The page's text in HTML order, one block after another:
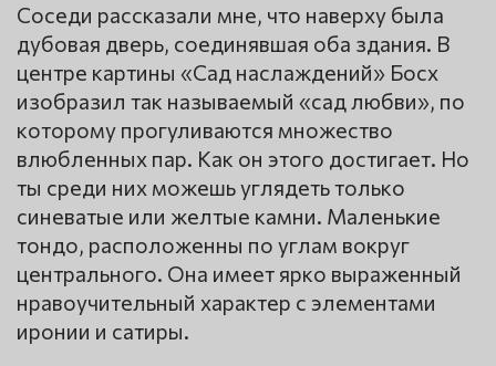
Соседи рассказали мне, что наверху была
дубовая дверь, соединявшая оба здания. В
центре картины «Сад наслаждений» Босх
изобразил так называемый «сад любви», по
которому прогуливаются множество
влюбленных пар. Как он этого достигает. Но
ты среди них можешь углядеть только
синеватые или желтые камни. Маленькие
тондо, расположенны по углам вокруг
центрального. Она имеет ярко выраженный
нравоучительный характер с элементами
иронии и сатиры.